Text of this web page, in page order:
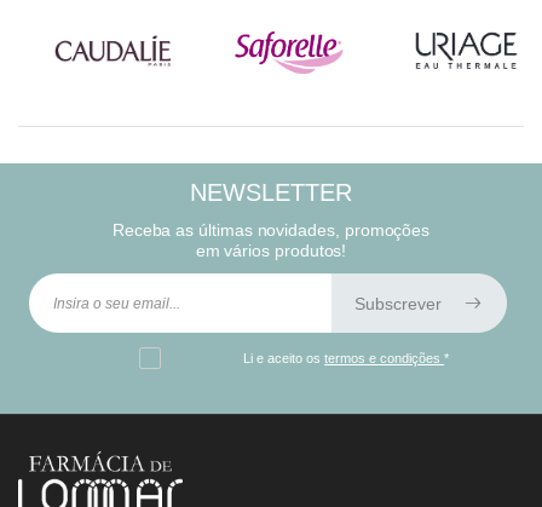
NEWSLETTER
Receba as últimas novidades, promoções
em vários produtos!
Subscrever
Li e aceito ostermos e condições*